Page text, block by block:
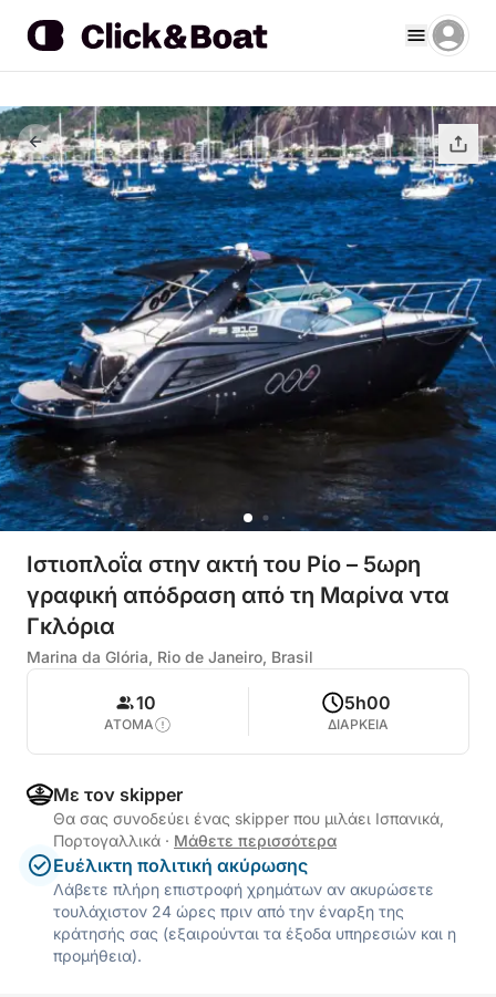
Ιστιοπλοΐα στην ακτή του Ρίο – 5ωρη
γραφική απόδραση από τη Μαρίνα ντα
Γκλόρια
Marina da Glória, Rio de Janeiro, Brasil
10
ΑΤΟΜΑ
5h00
ΔΙΑΡΚΕΙΑ
Με τον skipper
Θα σας συνοδεύει ένας skipper που μιλάει Ισπανικά,
Πορτογαλλικά · Μάθετε περισσότερα
Ευέλικτη πολιτική ακύρωσης
Λάβετε πλήρη επιστροφή χρημάτων αν ακυρώσετε
τουλάχιστον 24 ώρες πριν από την έναρξη της
κράτησής σας (εξαιρούνται τα έξοδα υπηρεσιών και η
προμήθεια).